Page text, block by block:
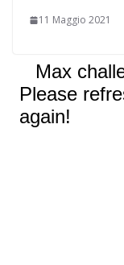
11 Maggio 2021